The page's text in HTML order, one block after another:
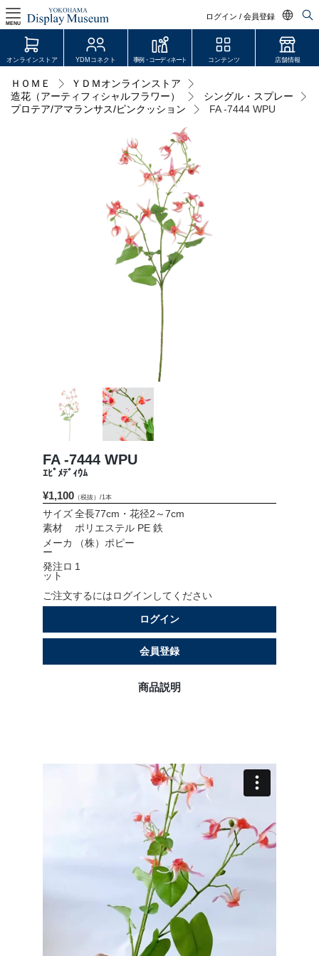
ログイン / 会員登録
日本語
中文简体
MENU
ログイン・会員登録
オンラインストア
JDCA(ディスプレイスクール)
お問い合わせ
プライバシーポリシー
OFFICIAL SNS
オンラインストア YDMコネクト 事例・コーディネート コンテンツ 店舗情報
ＨＯＭＥ
ＹＤＭオンラインストア
造花（アーティフィシャルフラワー）
シングル・スプレー
プロテア/アマランサス/ピンクッション
FA -7444 WPU
FA -7444 WPU
ｴﾋﾟﾒﾃﾞｨｳﾑ
¥1,100（税抜）/1本
サイズ 全長77cm・花径2～7cm
素材
ポリエステル PE 鉄
メーカ
ー
（株）ポピー
発注ロ
ット
1
ご注文するにはログインしてください
ログイン
会員登録
商品説明